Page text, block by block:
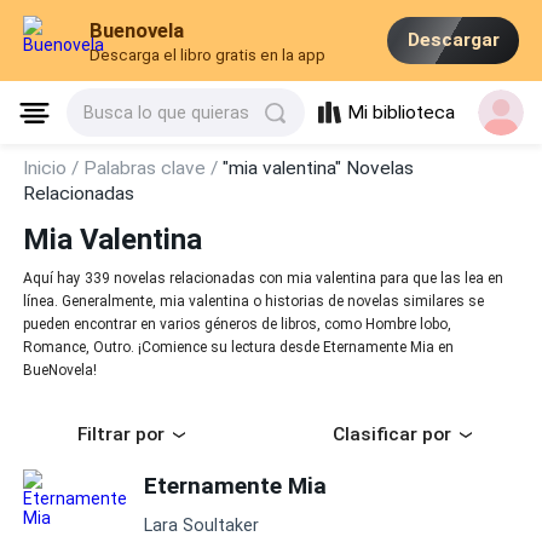
Buenovela
Descarga el libro gratis en la app
Descargar
Busca lo que quieras Mi biblioteca
Inicio / Palabras clave /"mia valentina" Novelas
Relacionadas
Mia Valentina
Aquí hay 339 novelas relacionadas con mia valentina para que las lea en
línea. Generalmente, mia valentina o historias de novelas similares se
pueden encontrar en varios géneros de libros, como Hombre lobo,
Romance, Outro. ¡Comience su lectura desde Eternamente Mia en
BueNovela!
Filtrar por Clasificar por
Eternamente Mia
Lara Soultaker